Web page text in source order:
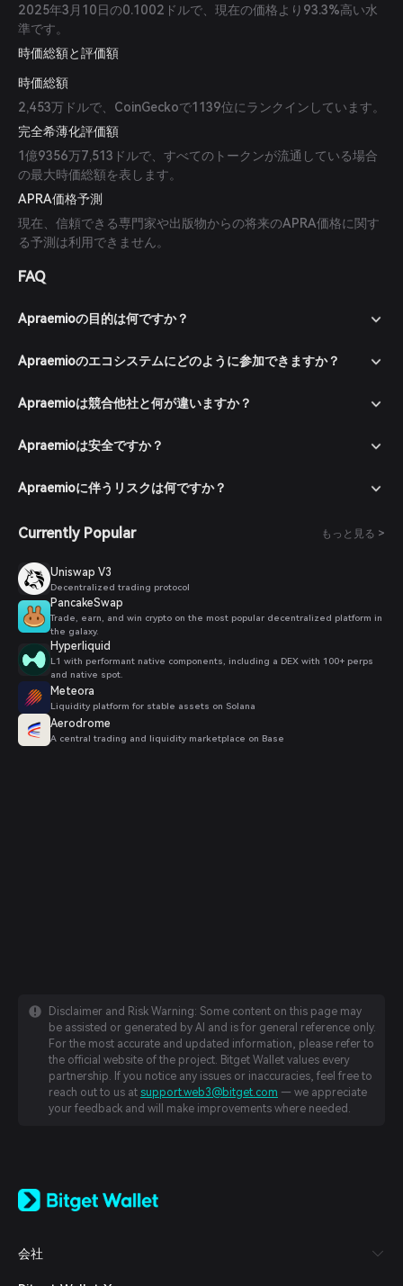
2025年3月10日の0.1002ドルで、現在の価格より93.3%高い水
準です。
時価総額と評価額
時価総額
2,453万ドルで、CoinGeckoで1139位にランクインしています。
完全希薄化評価額
1億9356万7,513ドルで、すべてのトークンが流通している場合
の最大時価総額を表します。
APRA価格予測
現在、信頼できる専門家や出版物からの将来のAPRA価格に関す
る予測は利用できません。
FAQ
Apraemioの目的は何ですか？
Apraemioのエコシステムにどのように参加できますか？
Apraemioは競合他社と何が違いますか？
Apraemioは安全ですか？
Apraemioに伴うリスクは何ですか？
Currently Popular もっと見る >
Uniswap V3
Decentralized trading protocol
PancakeSwap
Trade, earn, and win crypto on the most popular decentralized platform in
the galaxy.
Hyperliquid
L1 with performant native components, including a DEX with 100+ perps
and native spot.
Meteora
Liquidity platform for stable assets on Solana
Aerodrome
A central trading and liquidity marketplace on Base
Disclaimer and Risk Warning: Some content on this page may
be assisted or generated by AI and is for general reference only.
For the most accurate and updated information, please refer to
the official website of the project. Bitget Wallet values every
partnership. If you notice any issues or inaccuracies, feel free to
reach out to us at support.web3@bitget.com — we appreciate
your feedback and will make improvements where needed.
日本語
Español (Latinoamérica)
会社